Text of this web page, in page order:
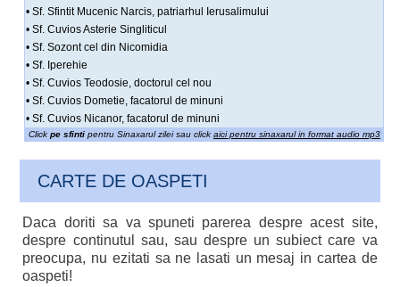
• Sf. Sfintit Mucenic Narcis, patriarhul Ierusalimului
• Sf. Cuvios Asterie Singliticul
• Sf. Sozont cel din Nicomidia
• Sf. Iperehie
• Sf. Cuvios Teodosie, doctorul cel nou
• Sf. Cuvios Dometie, facatorul de minuni
• Sf. Cuvios Nicanor, facatorul de minuni
Click pe sfintipentru Sinaxarul zilei sau click aici pentru sinaxarul in format audio mp3
CARTE DE OASPETI
Daca doriti sa va spuneti parerea despre acest site,
despre continutul sau, sau despre un subiect care va
preocupa, nu ezitati sa ne lasati un mesaj in cartea de
oaspeti!